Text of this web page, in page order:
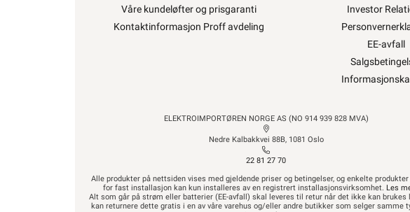
Våre kundeløfter og prisgaranti
Kontaktinformasjon Proff avdeling
Investor
EE-avfall
ELEKTROIMPORTØREN NORGE AS (NO 914 939 828 MVA)
Nedre Kalbakkvei 88B, 1081 Oslo
22 81 27 70
Alle produkter på nettsiden vises med gjeldende priser og betingelser, og enkelte produkter
for fast installasjon kan kun installeres av en registrert installasjonsvirksomhet. Les
Alt som går på strøm eller batterier (EE-avfall) skal leveres til retur når det ikke kan brukes
kan returnere dette gratis i en av våre varehus og/eller andre butikker som selger samme
Elektromateriell Festemateriell Letti Klammer